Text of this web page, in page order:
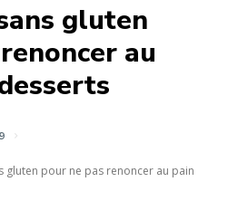
gluten
au
gluten pour ne pas renoncer au pain